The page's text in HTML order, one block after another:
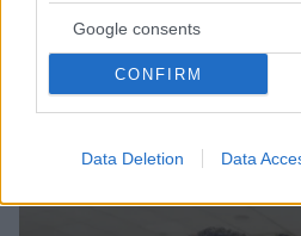
Google consents
CONFIRM
Data Deletion Data
Κίνι μετά το παιχνίδι με τη
βελτιώνεται μέρα με τη μέρα» -
Ο Κίνι έκανε το ανεπίσημο
τον Ολυμπιακό και μίλησε για